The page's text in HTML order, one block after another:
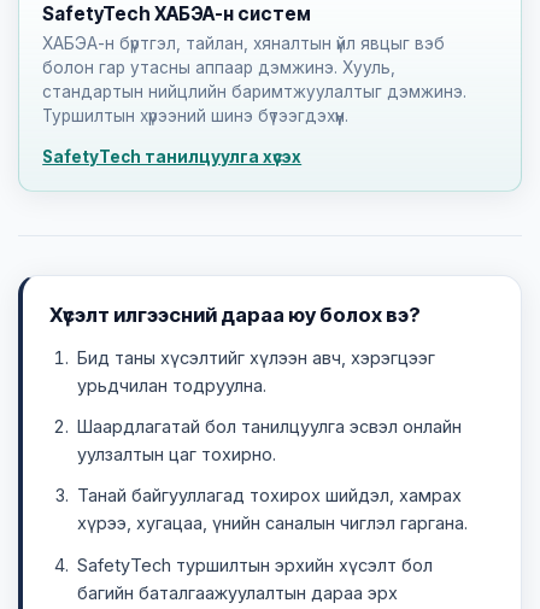
SafetyTech ХАБЭА-н систем
ХАБЭА-н бүртгэл, тайлан, хяналтын үйл явцыг вэб
болон гар утасны аппаар дэмжинэ. Хууль,
стандартын нийцлийн баримтжуулалтыг дэмжинэ.
Туршилтын хүрээний шинэ бүтээгдэхүүн.
SafetyTech танилцуулга хүсэх
Хүсэлт илгээсний дараа юу болох вэ?
Бид таны хүсэлтийг хүлээн авч, хэрэгцээг
урьдчилан тодруулна.
Шаардлагатай бол танилцуулга эсвэл онлайн
уулзалтын цаг тохирно.
Танай байгууллагад тохирох шийдэл, хамрах
хүрээ, хугацаа, үнийн саналын чиглэл гаргана.
SafetyTech туршилтын эрхийн хүсэлт бол
багийн баталгаажуулалтын дараа эрх